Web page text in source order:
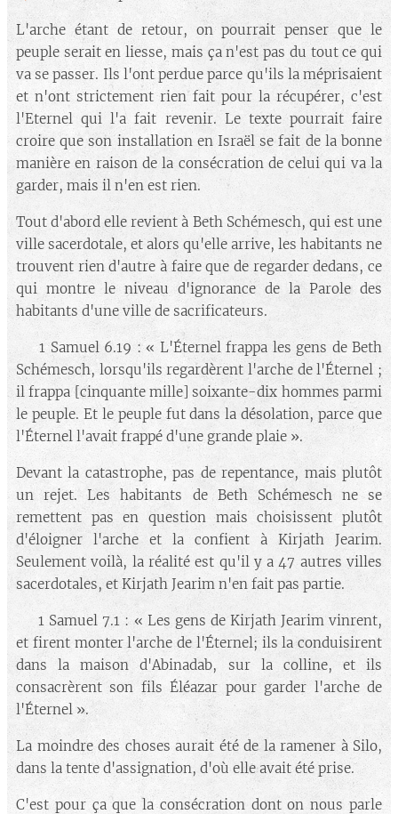
L'arche étant de retour, on pourrait penser que le
peuple serait en liesse, mais ça n'est pas du tout ce qui
va se passer. Ils l'ont perdue parce qu'ils la méprisaient
et n'ont strictement rien fait pour la récupérer, c'est
l'Eternel qui l'a fait revenir. Le texte pourrait faire
croire que son installation en Israël se fait de la bonne
manière en raison de la consécration de celui qui va la
garder, mais il n'en est rien.
Tout d'abord elle revient à Beth Schémesch, qui est une
ville sacerdotale, et alors qu'elle arrive, les habitants ne
trouvent rien d'autre à faire que de regarder dedans, ce
qui montre le niveau d'ignorance de la Parole des
habitants d'une ville de sacrificateurs.
🔘 1 Samuel 6.19 : « L'Éternel frappa les gens de Beth
Schémesch, lorsqu'ils regardèrent l'arche de l'Éternel ;
il frappa [cinquante mille] soixante-dix hommes parmi
le peuple. Et le peuple fut dans la désolation, parce que
l'Éternel l'avait frappé d'une grande plaie ».
Devant la catastrophe, pas de repentance, mais plutôt
un rejet. Les habitants de Beth Schémesch ne se
remettent pas en question mais choisissent plutôt
d'éloigner l'arche et la confient à Kirjath Jearim.
Seulement voilà, la réalité est qu'il y a 47 autres villes
sacerdotales, et Kirjath Jearim n'en fait pas partie.
🔘 1 Samuel 7.1 : « Les gens de Kirjath Jearim vinrent,
et firent monter l'arche de l'Éternel; ils la conduisirent
dans la maison d'Abinadab, sur la colline, et ils
consacrèrent son fils Éléazar pour garder l'arche de
l'Éternel ».
La moindre des choses aurait été de la ramener à Silo,
dans la tente d'assignation, d'où elle avait été prise.
C'est pour ça que la consécration dont on nous parle